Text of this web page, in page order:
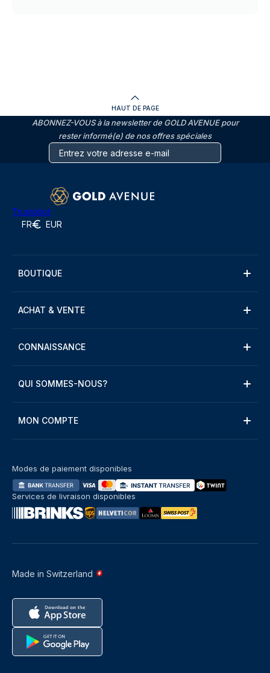
HAUT DE PAGE
ABONNEZ-VOUS à la newsletter de GOLD AVENUE pour
rester informé(e) de nos offres spéciales
Trustpilot
FR EUR
BOUTIQUE
ACHAT & VENTE
CONNAISSANCE
QUI SOMMES-NOUS?
MON COMPTE
Made in Switzerland
Modes de paiement disponibles
Services de livraison disponibles